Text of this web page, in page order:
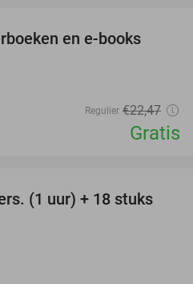
en e-books
Regulier €22,47
Gratis
33%
(1 uur) + 18 stuks